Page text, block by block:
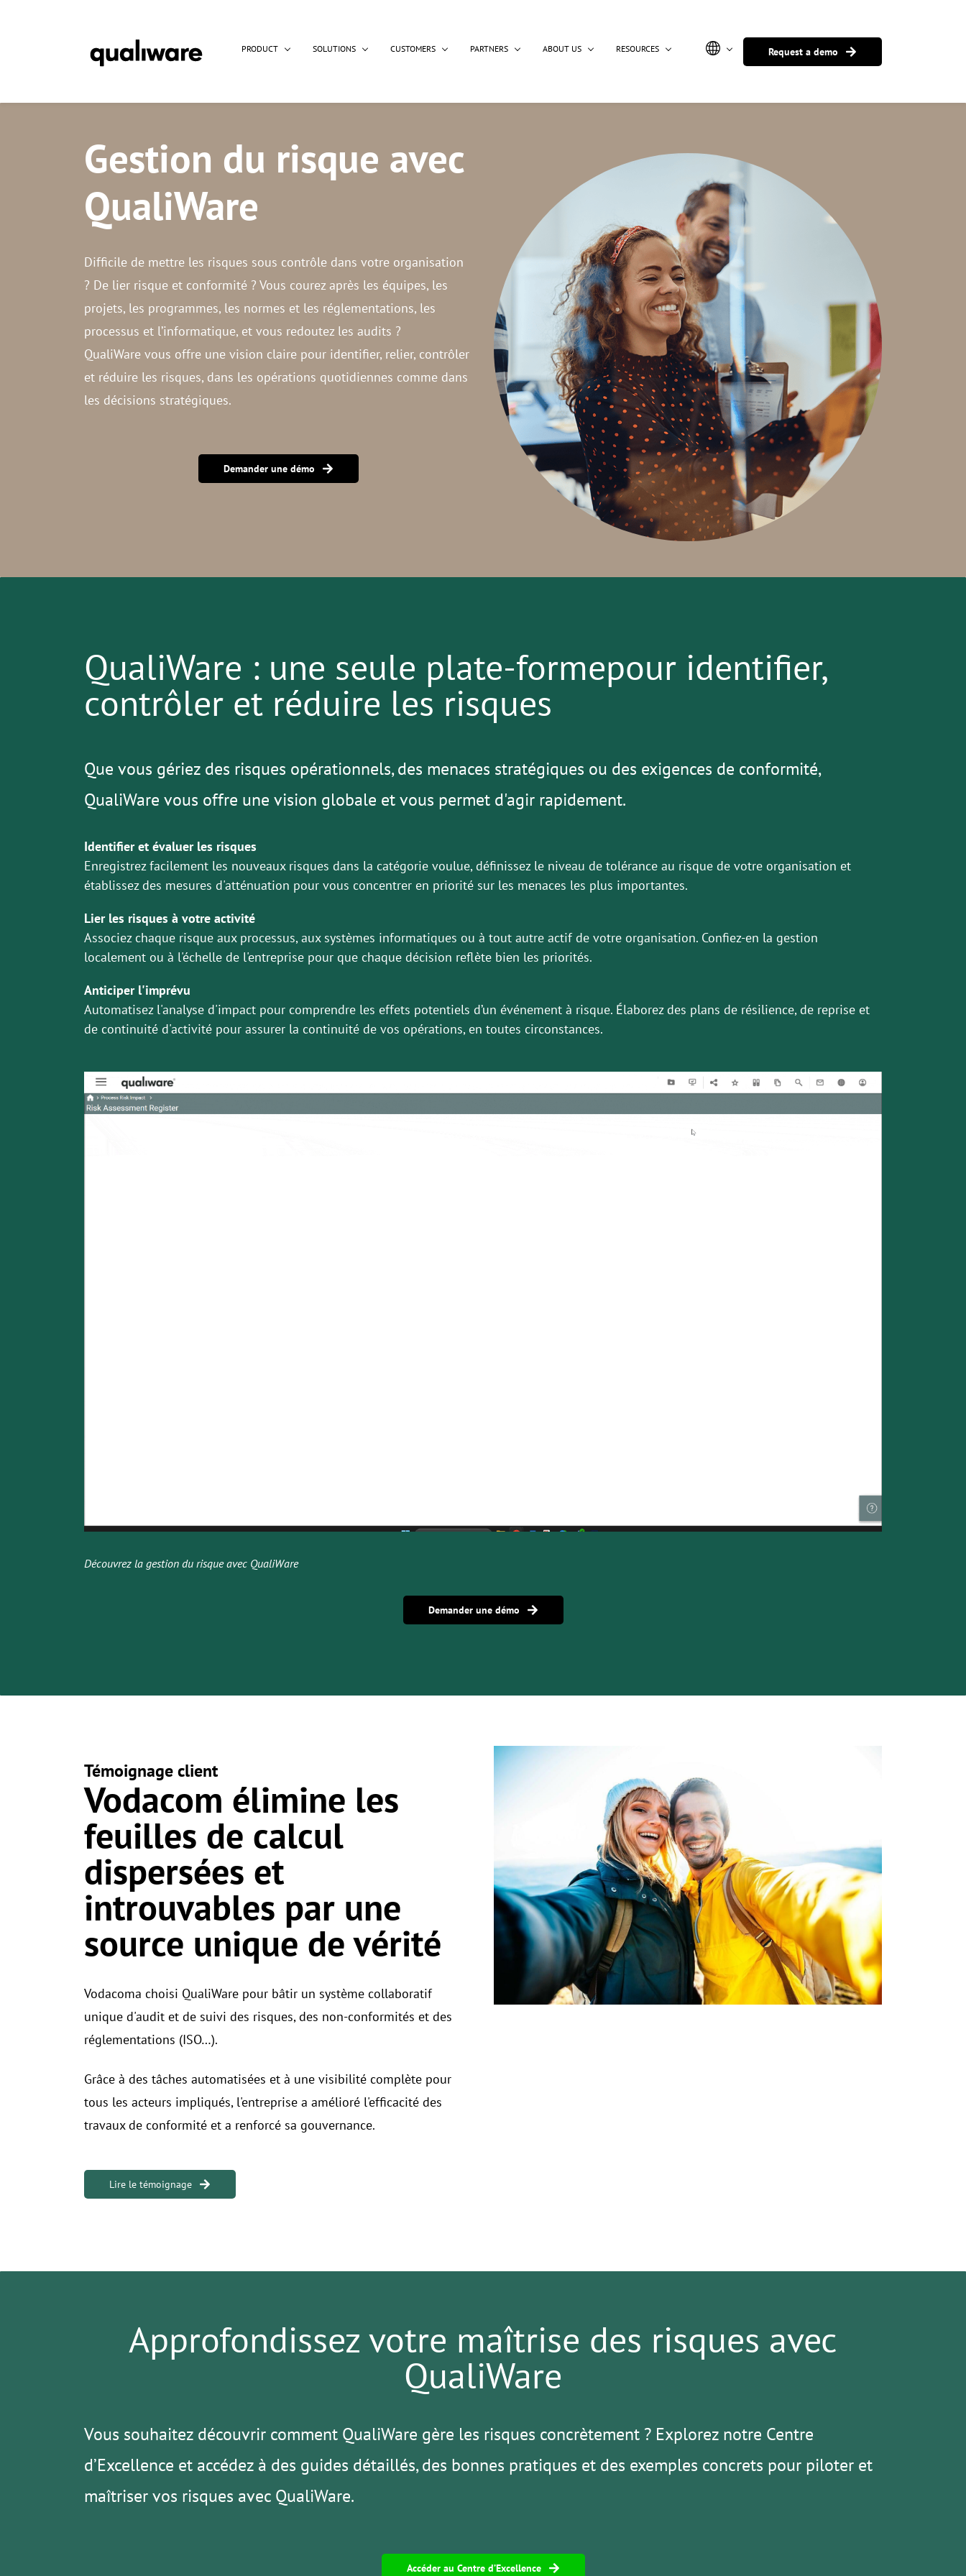
PRODUCT SOLUTIONS CUSTOMERS PARTNERS ABOUT US RESOURCES Request a demo
Gestion du risque avec
QualiWare
Difficile de mettre les risques sous contrôle dans votre organisation
? De lier risque et conformité ? Vous courez après les équipes, les
projets, les programmes, les normes et les réglementations, les
processus et l’informatique, et vous redoutez les audits ?
QualiWare vous offre une vision claire pour identifier, relier, contrôler
et réduire les risques, dans les opérations quotidiennes comme dans
les décisions stratégiques.
Demander une démo
QualiWare : une seule plate-formepour identifier,
contrôler et réduire les risques
Que vous gériez des risques opérationnels, des menaces stratégiques ou des exigences de conformité,
QualiWare vous offre une vision globale et vous permet d'agir rapidement.
Identifier et évaluer les risques
Enregistrez facilement les nouveaux risques dans la catégorie voulue, définissez le niveau de tolérance au risque de votre organisation et
établissez des mesures d'atténuation pour vous concentrer en priorité sur les menaces les plus importantes.
Lier les risques à votre activité
Associez chaque risque aux processus, aux systèmes informatiques ou à tout autre actif de votre organisation. Confiez-en la gestion
localement ou à l'échelle de l'entreprise pour que chaque décision reflète bien les priorités.
Anticiper l'imprévu
Automatisez l'analyse d'impact pour comprendre les effets potentiels d’un événement à risque. Élaborez des plans de résilience, de reprise et
de continuité d'activité pour assurer la continuité de vos opérations, en toutes circonstances.
Découvrez la gestion du risque avec QualiWare
Demander une démo
Témoignage client
Vodacom élimine les
feuilles de calcul
dispersées et
introuvables par une
source unique de vérité
Vodacoma choisi QualiWare pour bâtir un système collaboratif
unique d'audit et de suivi des risques, des non-conformités et des
réglementations (ISO…).
Grâce à des tâches automatisées et à une visibilité complète pour
tous les acteurs impliqués, l'entreprise a amélioré l'efficacité des
travaux de conformité et a renforcé sa gouvernance.
Lire le témoignage
Approfondissez votre maîtrise des risques avec
QualiWare
Vous souhaitez découvrir comment QualiWare gère les risques concrètement ? Explorez notre Centre
d’Excellence et accédez à des guides détaillés, des bonnes pratiques et des exemples concrets pour piloter et
maîtriser vos risques avec QualiWare.
Accéder au Centre d’Excellence